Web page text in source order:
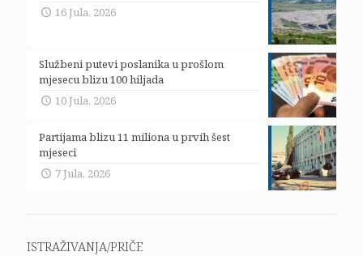
16 Jula, 2026
Službeni putevi poslanika u prošlom
mjesecu blizu 100 hiljada
10 Jula, 2026
Partijama blizu 11 miliona u prvih šest
mjeseci
7 Jula, 2026
ISTRAŽIVANJA/PRIČE